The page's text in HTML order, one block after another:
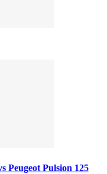
Peugeot Pulsion 125